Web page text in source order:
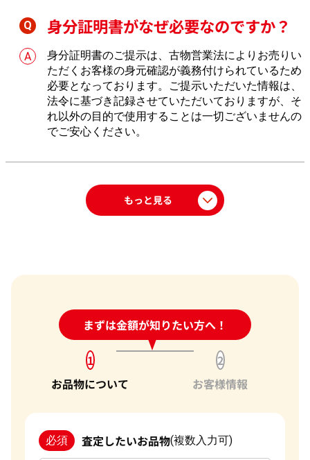
身分証明書がなぜ必要なのですか？
身分証明書のご提示は、古物営業法によりお売りい
ただくお客様の身元確認が義務付けられているため
必要となっております。ご提示いただいた情報は、
法令に基づき記録させていただいておりますが、そ
れ以外の目的で使用することは一切ございませんの
でご安心ください。
もっと見る
まずは金額が知りたい方へ！
24時間受付中!問い合わせフォーム
1
お品物について
2
お客様情報
必須 査定したいお品物(複数入力可)